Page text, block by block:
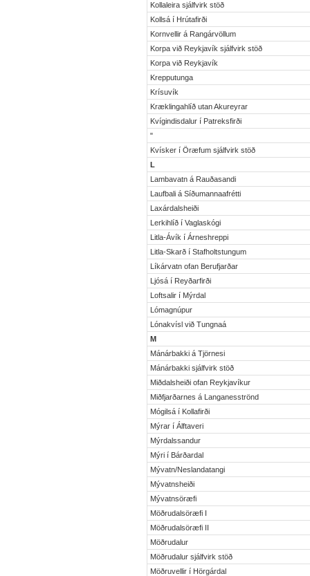
Kollaleira sjálfvirk stöð
Kollsá í Hrútafirði
Kornvellir á Rangárvöllum
Korpa við Reykjavík sjálfvirk stöð
Korpa við Reykjavík
Krepputunga
Krísuvík
Kræklingahlíð utan Akureyrar
Kvígindisdalur í Patreksfirði
"
Kvísker í Öræfum sjálfvirk stöð
L
Lambavatn á Rauðasandi
Laufbali á Síðumannaafrétti
Laxárdalsheiði
Lerkihlíð í Vaglaskógi
Litla-Ávík í Árneshreppi
Litla-Skarð í Stafholtstungum
Líkárvatn ofan Berufjarðar
Ljósá í Reyðarfirði
Loftsalir í Mýrdal
Lómagnúpur
Lónakvísl við Tungnaá
M
Mánárbakki á Tjörnesi
Mánárbakki sjálfvirk stöð
Miðdalsheiði ofan Reykjavíkur
Miðfjarðarnes á Langanesströnd
Mógilsá í Kollafirði
Mýrar í Álftaveri
Mýrdalssandur
Mýri í Bárðardal
Mývatn/Neslandatangi
Mývatnsheiði
Mývatnsöræfi
Möðrudalsöræfi I
Möðrudalsöræfi II
Möðrudalur
Möðrudalur sjálfvirk stöð
Möðruvellir í Hörgárdal